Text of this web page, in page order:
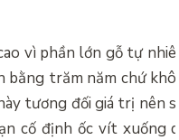
vì phần lớn gỗ tự
trăm năm chứ
tương đối giá trị nên
cố định ốc vít xuống